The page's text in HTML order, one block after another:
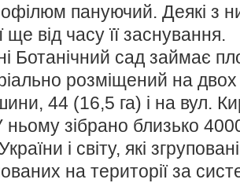
пануючий. Деякі з
ще від часу її заснування.
Ботанічний сад займає
розміщений на двох
44 (16,5 га) і на вул.
ньому зібрано близько
і світу, які
на території за